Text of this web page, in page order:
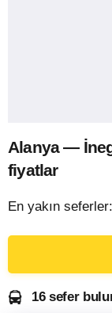
Alanya —
fiyatlar
En yakın seferler:
16 sefer